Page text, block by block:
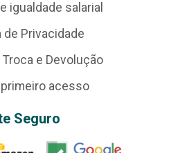
igualdade salarial
de Privacidade
e Devolução
primeiro acesso
Seguro